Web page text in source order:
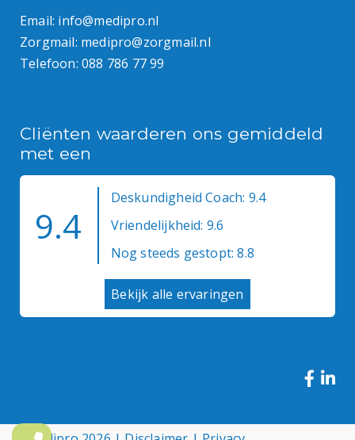
Email: info@medipro.nl
Zorgmail: medipro@zorgmail.nl
Telefoon: 088 786 77 99
Cliënten waarderen ons gemiddeld
met een
9.4
Deskundigheid Coach: 9.4
Vriendelijkheid: 9.6
Nog steeds gestopt: 8.8
Bekijk alle ervaringen